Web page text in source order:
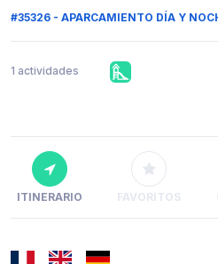
#35326 - APARCAMIENTO DÍA Y
1 actividades
ITINERARIO FAVORITOS